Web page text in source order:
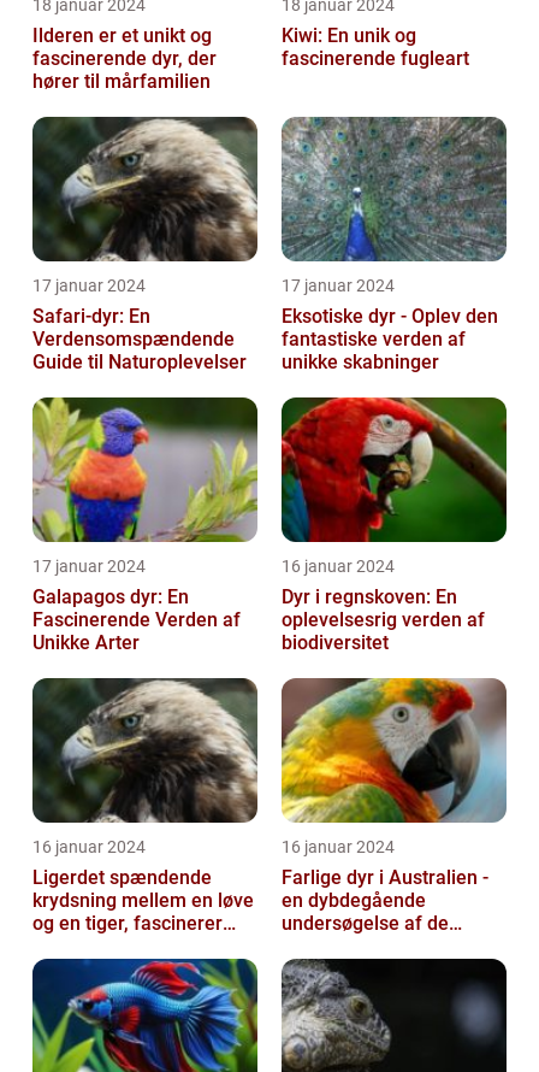
18 januar 2024
Ilderen er et unikt og
fascinerende dyr, der
hører til mårfamilien
18 januar 2024
Kiwi: En unik og
fascinerende fugleart
17 januar 2024
Safari-dyr: En
Verdensomspændende
Guide til Naturoplevelser
17 januar 2024
Eksotiske dyr - Oplev den
fantastiske verden af
unikke skabninger
17 januar 2024
Galapagos dyr: En
Fascinerende Verden af
Unikke Arter
16 januar 2024
Dyr i regnskoven: En
oplevelsesrig verden af
biodiversitet
16 januar 2024
Ligerdet spændende
krydsning mellem en løve
og en tiger, fascinerer
verden
16 januar 2024
Farlige dyr i Australien -
en dybdegående
undersøgelse af de